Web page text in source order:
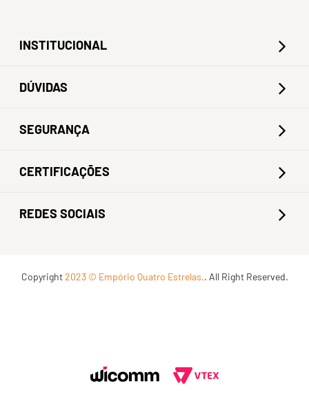
INSTITUCIONAL
DÚVIDAS
SEGURANÇA
CERTIFICAÇÕES
REDES SOCIAIS
Copyright2023 © Empório Quatro Estrelas.. All Right Reserved.